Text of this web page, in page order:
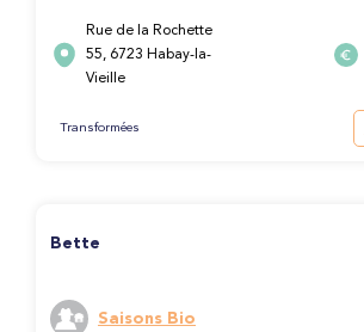
Rue de la Rochette
55, 6723 Habay-la-
Vieille
Transformées
Bette
Saisons Bio